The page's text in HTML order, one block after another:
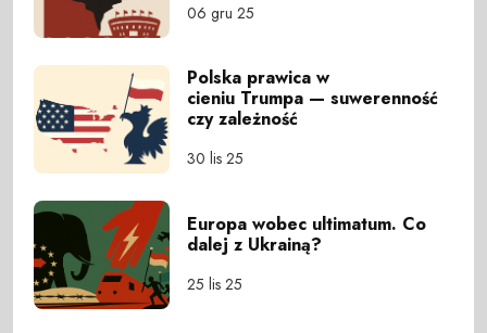
06 gru 25
Polska prawica w
cieniu Trumpa — suwerenność
czy zależność
30 lis 25
Europa wobec ultimatum. Co
dalej z Ukrainą?
25 lis 25